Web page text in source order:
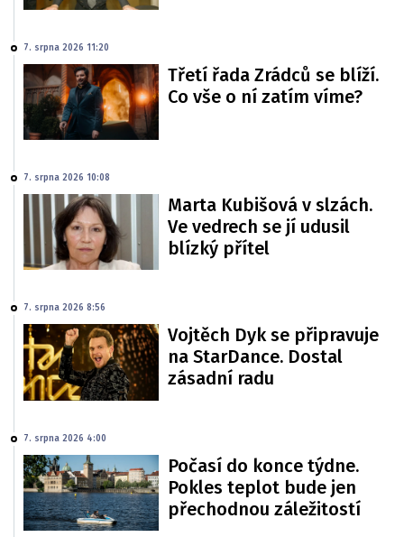
7. srpna 2026 11:20
Třetí řada Zrádců se blíží.
Co vše o ní zatím víme?
7. srpna 2026 10:08
Marta Kubišová v slzách.
Ve vedrech se jí udusil
blízký přítel
7. srpna 2026 8:56
Vojtěch Dyk se připravuje
na StarDance. Dostal
zásadní radu
7. srpna 2026 4:00
Počasí do konce týdne.
Pokles teplot bude jen
přechodnou záležitostí